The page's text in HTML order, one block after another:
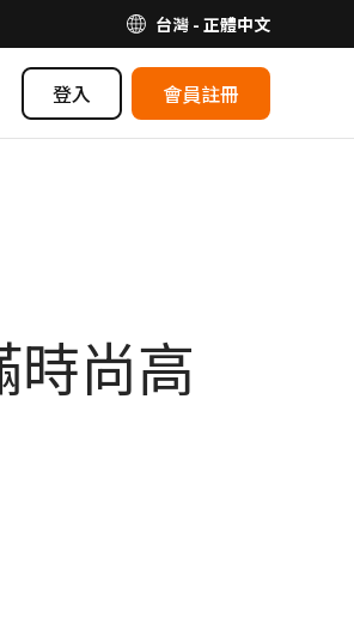
台灣 - 正體中文
登入 會員註冊
時尚高